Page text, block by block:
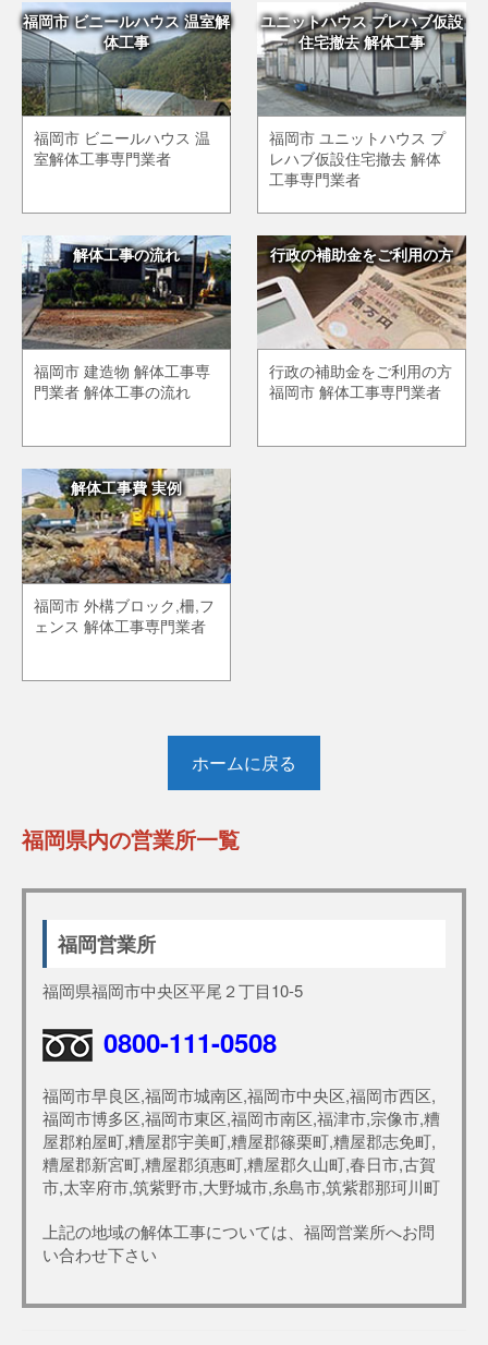
福岡市 ビニールハウス 温室解
体工事
福岡市 ビニールハウス 温
室解体工事専門業者
ユニットハウス プレハブ仮設
住宅撤去 解体工事
福岡市 ユニットハウス プ
レハブ仮設住宅撤去 解体
工事専門業者
解体工事の流れ
福岡市 建造物 解体工事専
門業者 解体工事の流れ
行政の補助金をご利用の方
行政の補助金をご利用の方
福岡市 解体工事専門業者
解体工事費 実例
福岡市 外構ブロック,柵,フ
ェンス 解体工事専門業者
ホームに戻る
福岡県内の営業所一覧
福岡営業所
福岡県福岡市中央区平尾２丁目10-5
0800-111-0508
福岡市早良区,福岡市城南区,福岡市中央区,福岡市西区,
福岡市博多区,福岡市東区,福岡市南区,福津市,宗像市,糟
屋郡粕屋町,糟屋郡宇美町,糟屋郡篠栗町,糟屋郡志免町,
糟屋郡新宮町,糟屋郡須惠町,糟屋郡久山町,春日市,古賀
市,太宰府市,筑紫野市,大野城市,糸島市,筑紫郡那珂川町
上記の地域の解体工事については、福岡営業所へお問
い合わせ下さい